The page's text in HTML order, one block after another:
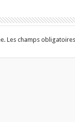
Les champs